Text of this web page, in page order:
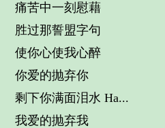
痛苦中一刻慰藉
胜过那誓盟字句
使你心使我心醉
你爱的抛弃你
剩下你满面泪水 Ha...
我爱的抛弃我